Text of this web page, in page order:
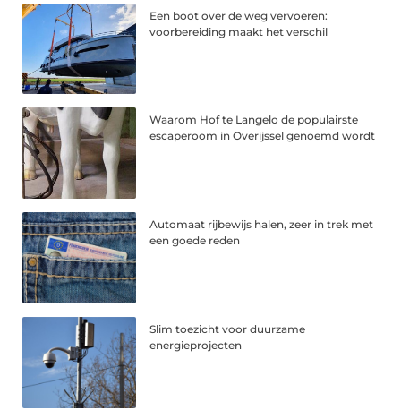
Een boot over de weg vervoeren:
voorbereiding maakt het verschil
Waarom Hof te Langelo de populairste
escaperoom in Overijssel genoemd wordt
Automaat rijbewijs halen, zeer in trek met
een goede reden
Slim toezicht voor duurzame
energieprojecten